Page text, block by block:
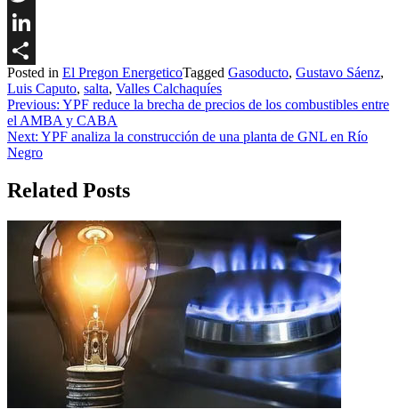
Twitter
LinkedIn
Share
Posted in El Pregon EnergeticoTagged Gasoducto, Gustavo Sáenz,
Luis Caputo, salta, Valles Calchaquíes
Navegación
de
entradas
Previous: YPF reduce la brecha de precios de los combustibles entre
el AMBA y CABA
Next: YPF analiza la construcción de una planta de GNL en Río
Negro
Related Posts